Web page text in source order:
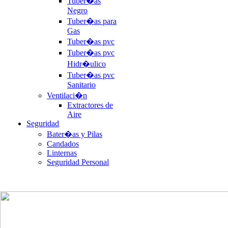
Negro
Tuber�as para
Gas
Tuber�as pvc
Tuber�as pvc
Hidr�ulico
Tuber�as pvc
Sanitario
Ventilaci�n
Extractores de
Aire
Seguridad
Bater�as y Pilas
Candados
Linternas
Seguridad Personal